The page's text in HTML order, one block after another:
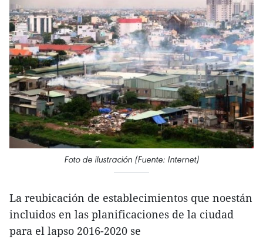
Foto de ilustración (Fuente: Internet)
La reubicación de establecimientos que noestán
incluidos en las planificaciones de la ciudad
para el lapso 2016-2020 se